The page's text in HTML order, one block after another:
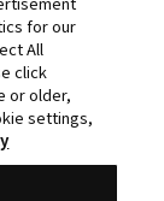
製作委員会
ン
ンラガン」
for our
All
click
or older,
settings,